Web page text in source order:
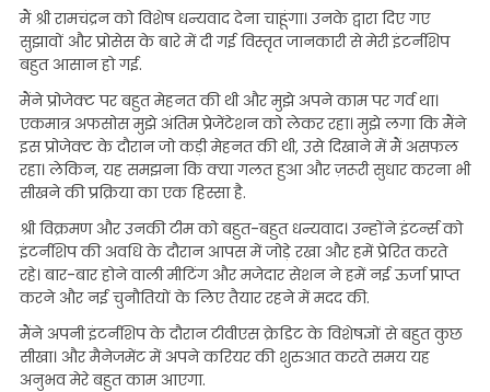
मैं श्री रामचंद्रन को विशेष धन्यवाद देना चाहूंगा। उनके द्वारा दिए गए
सुझावों और प्रोसेस के बारे में दी गई विस्तृत जानकारी से मेरी इंटर्नशिप
बहुत आसान हो गई.
मैंने प्रोजेक्ट पर बहुत मेहनत की थी और मुझे अपने काम पर गर्व था।
एकमात्र अफसोस मुझे अंतिम प्रेजेंटेशन को लेकर रहा। मुझे लगा कि मैंने
इस प्रोजेक्ट के दौरान जो कड़ी मेहनत की थी, उसे दिखाने में मैं असफल
रहा। लेकिन, यह समझना कि क्या गलत हुआ और ज़रूरी सुधार करना भी
सीखने की प्रक्रिया का एक हिस्सा है.
श्री विक्रमण और उनकी टीम को बहुत-बहुत धन्यवाद। उन्होंने इंटर्न्स को
इंटर्नशिप की अवधि के दौरान आपस में जोड़े रखा और हमें प्रेरित करते
रहे। बार-बार होने वाली मीटिंग और मजेदार सेशन ने हमें नई ऊर्जा प्राप्त
करने और नई चुनौतियों के लिए तैयार रहने में मदद की.
मैंने अपनी इंटर्नशिप के दौरान टीवीएस क्रेडिट के विशेषज्ञों से बहुत कुछ
सीखा। और मैनेजमेंट में अपने करियर की शुरुआत करते समय यह
अनुभव मेरे बहुत काम आएगा.